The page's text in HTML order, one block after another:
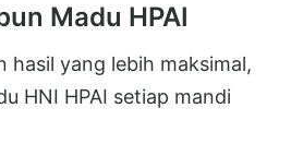
Madu HPAI
hasil yang lebih maksimal,
HNI HPAI setiap mandi